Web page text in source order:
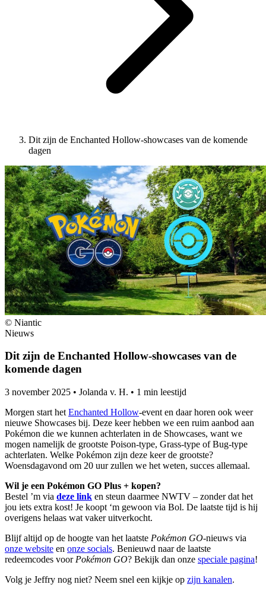
Dit zijn de Enchanted Hollow-showcases van de komende
dagen
© Niantic
Nieuws
Dit zijn de Enchanted Hollow-showcases van de
komende dagen
3 november 2025 • Jolanda v. H. • 1 min leestijd
Morgen start het Enchanted Hollow-event en daar horen ook weer
nieuwe Showcases bij. Deze keer hebben we een ruim aanbod aan
Pokémon die we kunnen achterlaten in de Showcases, want we
mogen namelijk de grootste Poison-type, Grass-type of Bug-type
achterlaten. Welke Pokémon zijn deze keer de grootste?
Woensdagavond om 20 uur zullen we het weten, succes allemaal.
Wil je een Pokémon GO Plus + kopen?
Bestel ’m via deze link en steun daarmee NWTV – zonder dat het
jou iets extra kost! Je koopt ‘m gewoon via Bol. De laatste tijd is hij
overigens helaas wat vaker uitverkocht.
Blijf altijd op de hoogte van het laatste Pokémon GO-nieuws via
onze website en onze socials. Benieuwd naar de laatste
redeemcodes voor Pokémon GO? Bekijk dan onze speciale pagina!
Volg je Jeffry nog niet? Neem snel een kijkje op zijn kanalen.